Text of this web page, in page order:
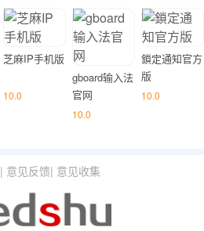
芝麻IP手机版
10.0
gboard输入法
官网
10.0
鎖定通知官方
版
10.0
| 意见反馈| 意见收集